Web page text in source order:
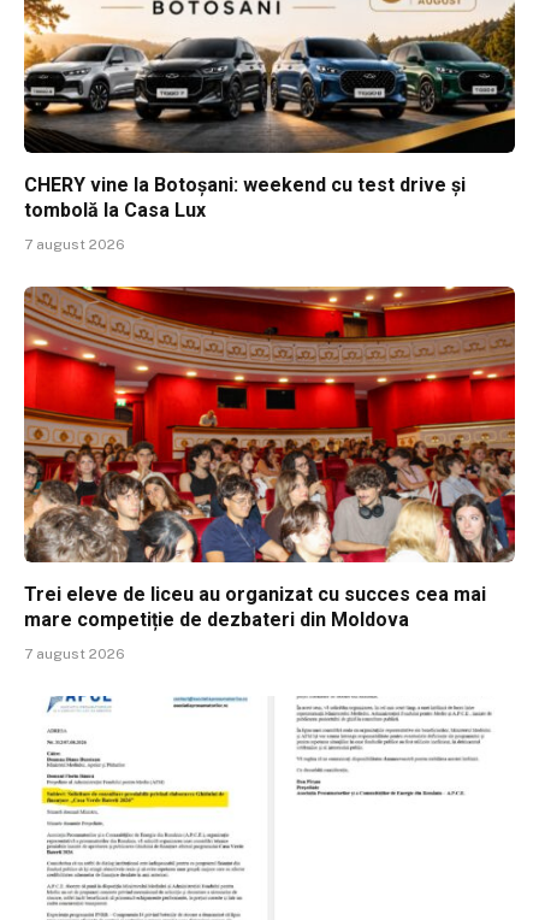
CHERY vine la Botoșani: weekend cu test drive și
tombolă la Casa Lux
7 august 2026
Trei eleve de liceu au organizat cu succes cea mai
mare competiție de dezbateri din Moldova
7 august 2026